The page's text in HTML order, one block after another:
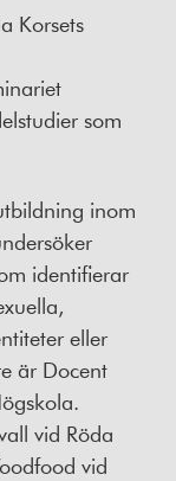
Korsets
som
inom
identifierar
eller
är Docent
vid Röda
vid